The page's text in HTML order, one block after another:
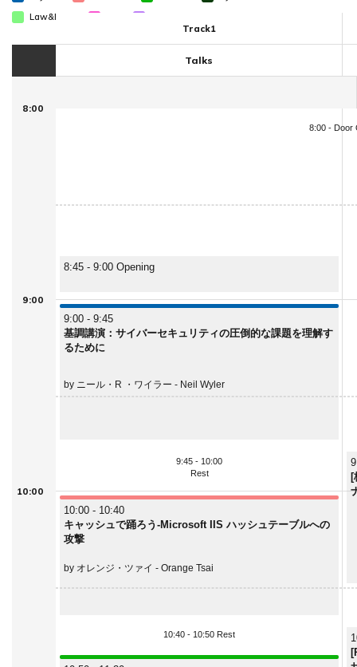
Law&Policy
10月27日 タイムテーブル
Track1
Talks
8:00
9:00
10:00
8:00 - Door
8:45 - 9:00 Opening
9:00 - 9:45
基調講演：サイバーセキュリティの圧倒的な課題を理解す
るために
by ニール・R ・ワイラー - Neil Wyler
9:45 - 10:00
Rest
10:00 - 10:40
キャッシュで踊ろう-Microsoft IIS ハッシュテーブルへの
攻撃
by オレンジ・ツァイ - Orange Tsai
10:40 - 10:50 Rest
[